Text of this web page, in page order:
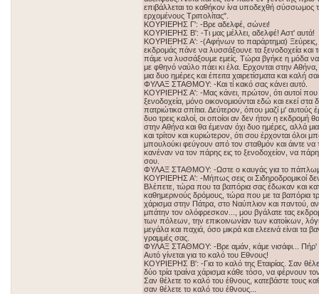
επιβάλλεται το καθήκον ίνα υποδεχθή σύσσωμος
ερχομένους Τριπολίτας".
ΚΟΥΡΙΕΡΗΣ Γ': -Βρε αδελφέ, σώνει!
ΚΟΥΡΙΕΡΗΣ Β': -Τι μας μέλλει, αδελφέ! Αστ' αυτά!
ΚΟΥΡΙΕΡΗΣ Α': -(Αφήνων το παράρτημα) Ξεύρεις,
εκδρομάς πάνε να λυσσάξουνε τα ξενοδοχεία και
πάμε να λυσσάξουμε εμείς. Τώρα βγήκε η μόδα να
με φθηνό ναύλο πάει κι έλα. Ερχονται στην Αθήνα,
μια δυο ημέρες και έπειτα χαιρετίσματα και καλή
ΦΥΛΑΞ ΣΤΑΘΜΟΥ: -Και τί κακό σας κάνει αυτό.
ΚΟΥΡΙΕΡΗΣ Α': -Μας κάνει, πρώτον, ότι αυτοί που
ξενοδοχεία, μόνο οικονομιούνται εδώ και εκεί στα
πατριώτικα σπίτια. Δεύτερον, όπου μαζί μ' αυτούς
δυο τρεις καλοί, οι οποίοι αν δεν ήτον η εκδρομή
στην Αθήνα και θα έμεναν όχι δυο ημέρες, αλλά
και τρίτον και κυριώτερον, ότι σου έρχονται όλοι
μπουλούκι φεύγουν από τον σταθμόν και άιντε
κανέναν να τον πάρης εις το ξενοδοχείον, να
σου.
ΦΥΛΑΞ ΣΤΑΘΜΟΥ: -Ωστε ο καυγάς για το
ΚΟΥΡΙΕΡΗΣ Α': -Μήπως σεις οι Σιδηροδρομικοί
Βλέπετε, τώρα που τα βαπόρια σας έδωκαν και
καθημερινούς δρόμους, τώρα που με τα βαπόρια
χάρισμα στην Πάτρα, στο Ναύπλιον και παντού,
μπάτην τον ολόφρεσκον..., μου βγάλατε τας
των πόλεων, την επικοινωνίαν των κατοίκων,
μεγάλα και παχιά, όσο μικρά και ελεεινά είναι τα
γραμμές σας.
ΦΥΛΑΞ ΣΤΑΘΜΟΥ: -Βρε αμάν, κάμε νισάφι...
Αυτό γίνεται για το καλό του Εθνους!
ΚΟΥΡΙΕΡΗΣ Β': -Για το καλό της Εταιρίας. Σαν
δύο τρία τραίνα χάρισμα κάθε τόσο, να φέρνουν
Σαν θέλετε το καλό του έθνους, κατεβάστε τους
σαν θέλετε το καλό του έθνους...